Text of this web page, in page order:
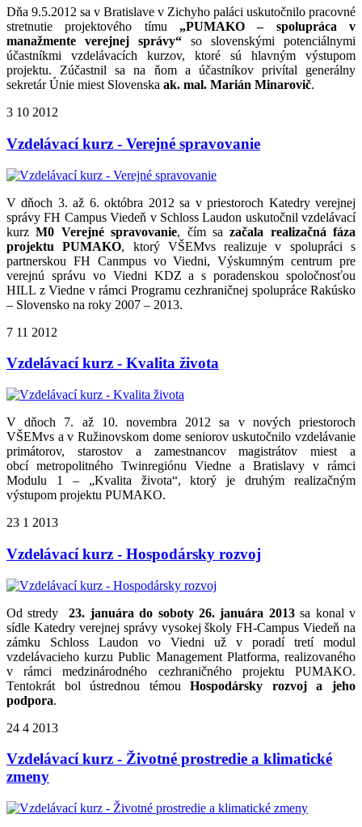
Dňa 9.5.2012 sa v Bratislave v Zichyho paláci uskutočnilo pracovné
stretnutie projektového tímu „PUMAKO – spolupráca v
manažmente verejnej správy“ so slovenskými potenciálnymi
účastníkmi vzdelávacích kurzov, ktoré sú hlavným výstupom
projektu. Zúčastnil sa na ňom a účastníkov privítal generálny
sekretár Únie miest Slovenska ak. mal. Marián Minarovič.
3 10 2012
Vzdelávací kurz - Verejné spravovanie
V dňoch 3. až 6. októbra 2012 sa v priestoroch Katedry verejnej
správy FH Campus Viedeň v Schloss Laudon uskutočnil vzdelávací
kurzM0 Verejné spravovanie, čím sazačala realizačná fáza
projektu PUMAKO, ktorý VŠEMvs realizuje v spolupráci s
partnerskou FH Canmpus vo Viedni, Výskumným centrum pre
verejnú správu vo Viedni KDZ a s poradenskou spoločnosťou
HILL z Viedne v rámci Programu cezhraničnej spolupráce Rakúsko
– Slovensko na roky 2007 – 2013.
7 11 2012
Vzdelávací kurz - Kvalita života
V dňoch 7. až 10. novembra 2012 sa v nových priestoroch
VŠEMvs a v Ružinovskom dome seniorov uskutočnilo vzdelávanie
primátorov, starostov a zamestnancov magistrátov miest a
obcí metropolitného Twinregiónu Viedne a Bratislavy v rámci
Modulu 1 – „Kvalita života“, ktorý je druhým realizačným
výstupom projektu PUMAKO.
23 1 2013
Vzdelávací kurz - Hospodársky rozvoj
Od stredy23. januára do soboty 26. januára 2013sa konal v
sídle Katedry verejnej správy vysokej školy FH-Campus Viedeň na
zámku Schloss Laudon vo Viedni už v poradí tretí modul
vzdelávacieho kurzu Public Management Platforma, realizovaného
v rámci medzinárodného cezhraničného projektu PUMAKO.
Tentokrát bol ústrednou témouHospodársky rozvoj a jeho
podpora.
24 4 2013
Vzdelávací kurz - Životné prostredie a klimatické
zmeny